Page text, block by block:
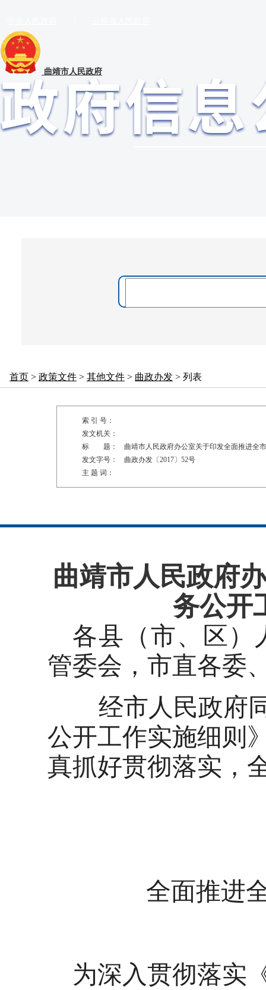
曲靖市人民政府
首页 > 政策文件 > 其他文件 > 曲政办发 > 列表
索 引 号：
发文机关：
标 题：
曲靖市人民政府办公室关于印发全面推进全
发文字号：
曲政办发〔2017〕52号
主 题 词：
曲靖市人民政府
务公开
各县（市、区）
管委会，市直各委
经市人民政府
公开工作实施细则
真抓好贯彻落实，
全面推进
为深入贯彻落实